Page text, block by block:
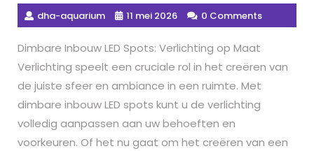
dha-aquarium 11 mei 2026 0 Comments
Dimbare Inbouw LED Spots: Verlichting op Maat
Verlichting speelt een cruciale rol in het creëren van
de juiste sfeer en ambiance in een ruimte. Met
dimbare inbouw LED spots kunt u de verlichting
volledig aanpassen aan uw behoeften en
voorkeuren. Of het nu gaat om het creëren van een